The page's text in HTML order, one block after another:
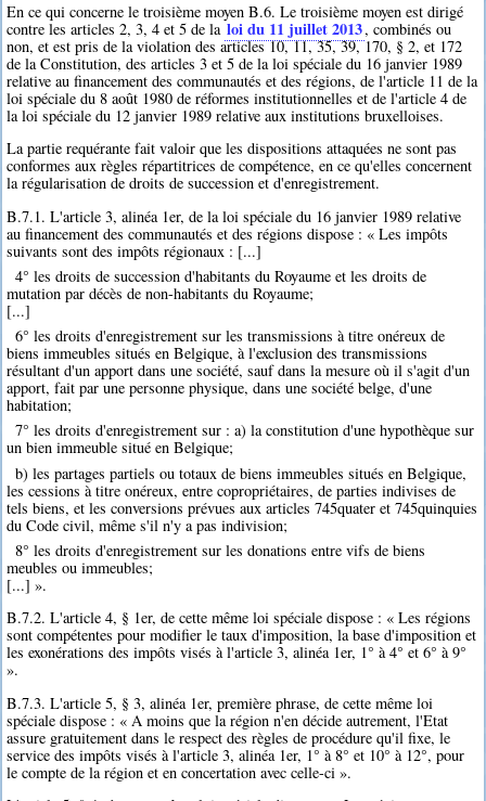
En ce qui concerne le troisième moyen B.6. Le troisième moyen est dirigé
contre les articles 2, 3, 4 et 5 de laloi du 11 juillet 2013, combinés ou
non, et est pris de la violation des articles 10, 11, 35, 39, 170, § 2, et 172
de la Constitution, des articles 3 et 5 de la loi spéciale du 16 janvier 1989
relative au financement des communautés et des régions, de l'article 11 de la
loi spéciale du 8 août 1980 de réformes institutionnelles et de l'article 4 de
la loi spéciale du 12 janvier 1989 relative aux institutions bruxelloises.
La partie requérante fait valoir que les dispositions attaquées ne sont pas
conformes aux règles répartitrices de compétence, en ce qu'elles concernent
la régularisation de droits de succession et d'enregistrement.
B.7.1. L'article 3, alinéa 1er, de la loi spéciale du 16 janvier 1989 relative
au financement des communautés et des régions dispose : « Les impôts
suivants sont des impôts régionaux : [...]
4° les droits de succession d'habitants du Royaume et les droits de
mutation par décès de non-habitants du Royaume;
[...]
6° les droits d'enregistrement sur les transmissions à titre onéreux de
biens immeubles situés en Belgique, à l'exclusion des transmissions
résultant d'un apport dans une société, sauf dans la mesure où il s'agit d'un
apport, fait par une personne physique, dans une société belge, d'une
habitation;
7° les droits d'enregistrement sur : a) la constitution d'une hypothèque sur
un bien immeuble situé en Belgique;
b) les partages partiels ou totaux de biens immeubles situés en Belgique,
les cessions à titre onéreux, entre copropriétaires, de parties indivises de
tels biens, et les conversions prévues aux articles 745quater et 745quinquies
du Code civil, même s'il n'y a pas indivision;
8° les droits d'enregistrement sur les donations entre vifs de biens
meubles ou immeubles;
[...] ».
B.7.2. L'article 4, § 1er, de cette même loi spéciale dispose : « Les régions
sont compétentes pour modifier le taux d'imposition, la base d'imposition et
les exonérations des impôts visés à l'article 3, alinéa 1er, 1° à 4° et 6° à 9°
».
B.7.3. L'article 5, § 3, alinéa 1er, première phrase, de cette même loi
spéciale dispose : « A moins que la région n'en décide autrement, l'Etat
assure gratuitement dans le respect des règles de procédure qu'il fixe, le
service des impôts visés à l'article 3, alinéa 1er, 1° à 8° et 10° à 12°, pour
le compte de la région et en concertation avec celle-ci ».